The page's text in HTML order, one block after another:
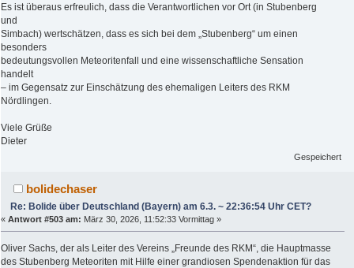
Es ist überaus erfreulich, dass die Verantwortlichen vor Ort (in Stubenberg
und
Simbach) wertschätzen, dass es sich bei dem „Stubenberg“ um einen
besonders
bedeutungsvollen Meteoritenfall und eine wissenschaftliche Sensation
handelt
– im Gegensatz zur Einschätzung des ehemaligen Leiters des RKM
Nördlingen.
Viele Grüße
Dieter
Gespeichert
bolidechaser
Re: Bolide über Deutschland (Bayern) am 6.3. ~ 22:36:54 Uhr CET?
« Antwort #503 am: März 30, 2026, 11:52:33 Vormittag »
Oliver Sachs, der als Leiter des Vereins „Freunde des RKM“, die Hauptmasse
des Stubenberg Meteoriten mit Hilfe einer grandiosen Spendenaktion für das